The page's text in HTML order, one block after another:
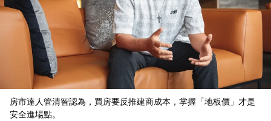
房市達人管清智認為，買房要反推建商成本，掌握「地板價」才是
安全進場點。